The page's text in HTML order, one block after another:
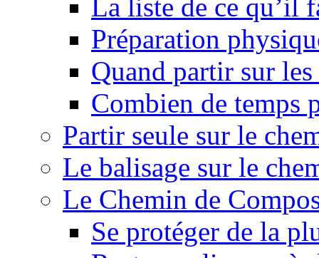
La liste de ce qu’il
Préparation
Quand partir sur
Combien de
Partir seule sur le
Le balisage sur le
Le Chemin de
Se protéger de la